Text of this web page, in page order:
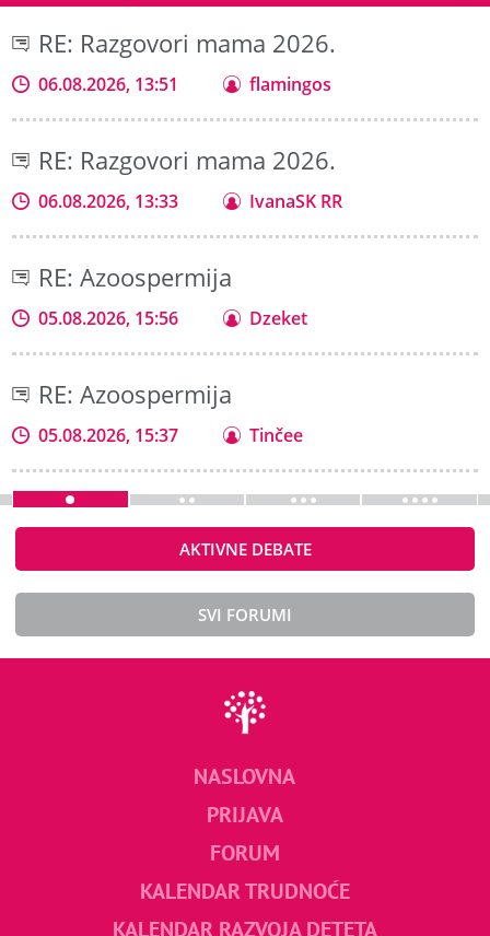
RE: Razgovori mama 2026.
06.08.2026, 13:51 flamingos
RE: Razgovori mama 2026.
06.08.2026, 13:33 IvanaSK RR
RE: Azoospermija
05.08.2026, 15:56 Dzeket
RE: Azoospermija
05.08.2026, 15:37 Tinčee
AKTIVNE DEBATE
SVI FORUMI
NASLOVNA
PRIJAVA
FORUM
KALENDAR TRUDNOĆE
KALENDAR RAZVOJA DETETA